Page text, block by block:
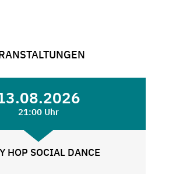
21:00 Uhr
HOP SOCIAL DANCE